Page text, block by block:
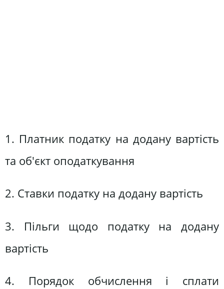
1. Платник податку на додану вартість
та об'єкт оподаткування
2. Ставки податку на додану вартість
3. Пільги щодо податку на додану
вартість
4. Порядок обчислення і сплати